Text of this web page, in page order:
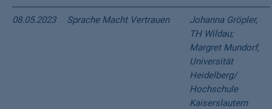
08.05.2023 Sprache Macht Vertrauen
Johanna Gröpler,
TH Wildau;
Margret Mundorf,
Universität
Heidelberg/
Hochschule
Kaiserslautern